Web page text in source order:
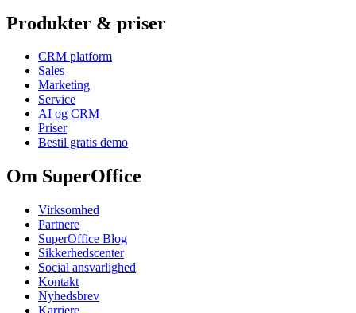
Produkter & priser
CRM platform
Sales
Marketing
Service
AI og CRM
Priser
Bestil gratis demo
Om SuperOffice
Virksomhed
Partnere
SuperOffice Blog
Sikkerhedscenter
Social ansvarlighed
Kontakt
Nyhedsbrev